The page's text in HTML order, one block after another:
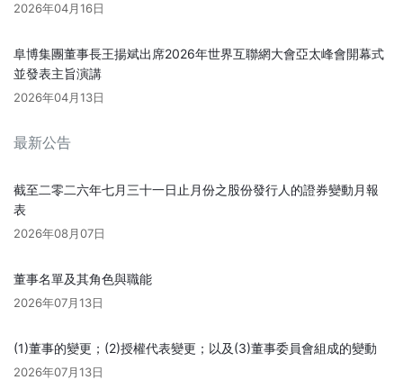
2026年04月16日
阜博集團董事長王揚斌出席2026年世界互聯網大會亞太峰會開幕式
並發表主旨演講
2026年04月13日
最新公告
截至二零二六年七月三十一日止月份之股份發行人的證券變動月報
表
2026年08月07日
董事名單及其角色與職能
2026年07月13日
(1)董事的變更；(2)授權代表變更；以及(3)董事委員會組成的變動
2026年07月13日